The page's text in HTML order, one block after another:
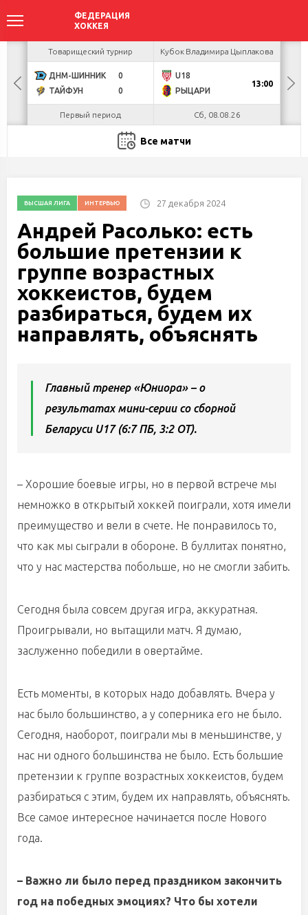
БУЛ
Товарищеский турнир
ДНМ-ШИННИК
0
ТАЙФУН
0
Первый период
Кубок Владимира Цыплакова
U18
РЫЦАРИ
13:00
Сб, 08.08.26
Все матчи
ВЫСШАЯ ЛИГА ИНТЕРВЬЮ 27 декабря 2024
Андрей Расолько: есть
большие претензии к
группе возрастных
хоккеистов, будем
разбираться, будем их
направлять, объяснять
Главный тренер «Юниора» – о
результатах мини-серии со сборной
Беларуси U17 (6:7 ПБ, 3:2 ОТ).
– Хорошие боевые игры, но в первой встрече мы
немножко в открытый хоккей поиграли, хотя имели
преимущество и вели в счете. Не понравилось то,
что как мы сыграли в обороне. В буллитах понятно,
что у нас мастерства побольше, но не смогли забить.
Сегодня была совсем другая игра, аккуратная.
Проигрывали, но вытащили матч. Я думаю,
заслуженно победили в овертайме.
Есть моменты, в которых надо добавлять. Вчера у
нас было большинство, а у соперника его не было.
Сегодня, наоборот, поиграли мы в меньшинстве, у
нас ни одного большинства не было. Есть большие
претензии к группе возрастных хоккеистов, будем
разбираться с этим, будем их направлять, объяснять.
Все самое интересное начинается после Нового
года.
– Важно ли было перед праздником закончить
год на победных эмоциях? Что бы хотели